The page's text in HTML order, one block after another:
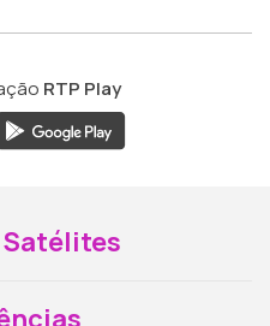
RTP Play
Satélites